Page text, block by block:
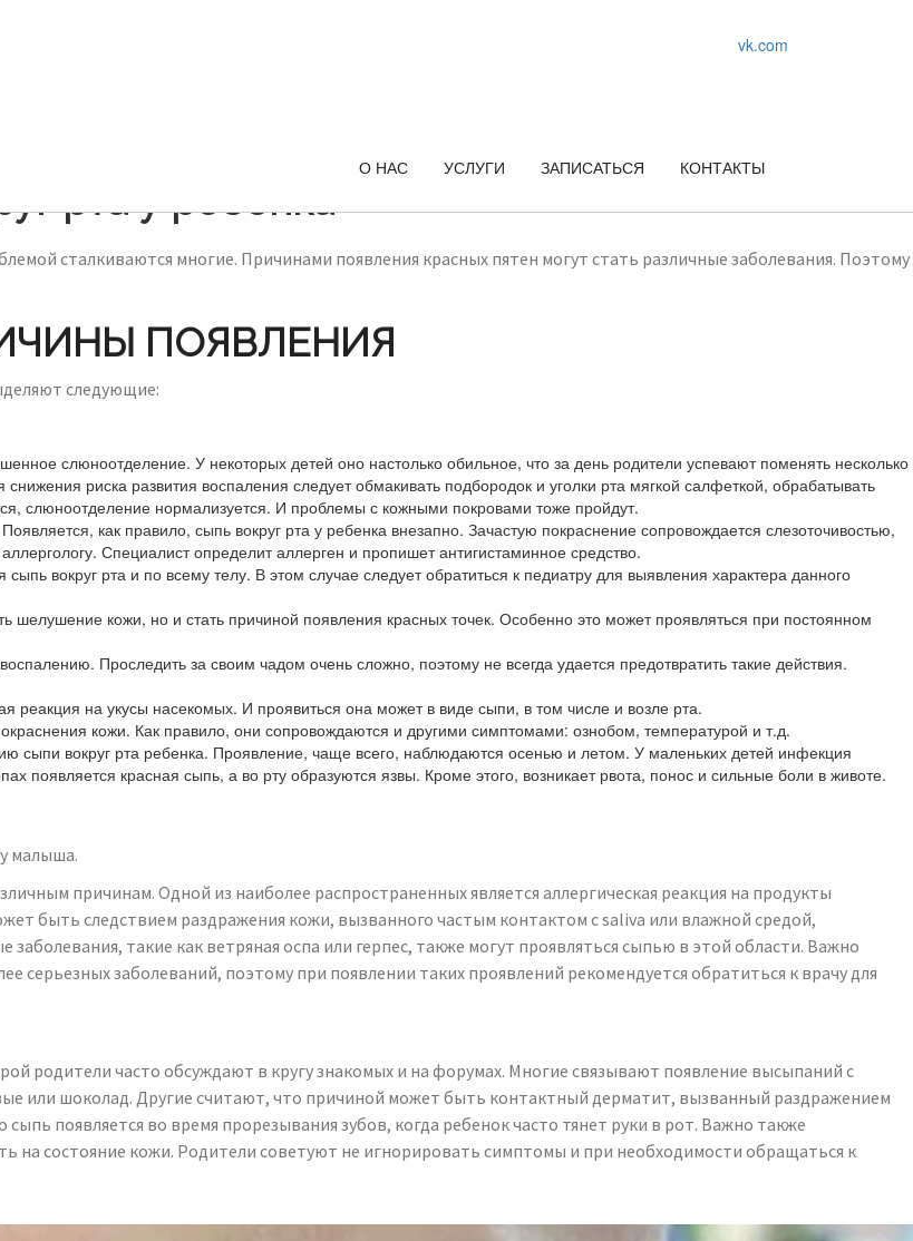
vk.com
О НАС
УСЛУГИ ЗАПИСАТЬСЯ КОНТАКТЫ
рта у ребенка
сталкиваются многие. Причинами появления красных пятен могут стать различные заболевания. Поэтому
ПОЯВЛЕНИЯ
следующие:
слюноотделение. У некоторых детей оно настолько обильное, что за день родители успевают поменять несколько
риска развития воспаления следует обмакивать подбородок и уголки рта мягкой салфеткой, обрабатывать
слюноотделение нормализуется. И проблемы с кожными покровами тоже пройдут.
как правило, сыпь вокруг рта у ребенка внезапно. Зачастую покраснение сопровождается слезоточивостью,
Специалист определит аллерген и пропишет антигистаминное средство.
вокруг рта и по всему телу. В этом случае следует обратиться к педиатру для выявления характера данного
шелушение кожи, но и стать причиной появления красных точек. Особенно это может проявляться при постоянном
Проследить за своим чадом очень сложно, поэтому не всегда удается предотвратить такие действия.
реакция на укусы насекомых. И проявиться она может в виде сыпи, в том числе и возле рта.
кожи. Как правило, они сопровождаются и другими симптомами: ознобом, температурой и т.д.
сыпи вокруг рта ребенка. Проявление, чаще всего, наблюдаются осенью и летом. У маленьких детей инфекция
появляется красная сыпь, а во рту образуются язвы. Кроме этого, возникает рвота, понос и сильные боли в животе.
малыша.
причинам. Одной из наиболее распространенных является аллергическая реакция на продукты
быть следствием раздражения кожи, вызванного частым контактом с saliva или влажной средой,
такие как ветряная оспа или герпес, также могут проявляться сыпью в этой области. Важно
заболеваний, поэтому при появлении таких проявлений рекомендуется обратиться к врачу для
родители часто обсуждают в кругу знакомых и на форумах. Многие связывают появление высыпаний с
или шоколад. Другие считают, что причиной может быть контактный дерматит, вызванный раздражением
появляется во время прорезывания зубов, когда ребенок часто тянет руки в рот. Важно также
на состояние кожи. Родители советуют не игнорировать симптомы и при необходимости обращаться к